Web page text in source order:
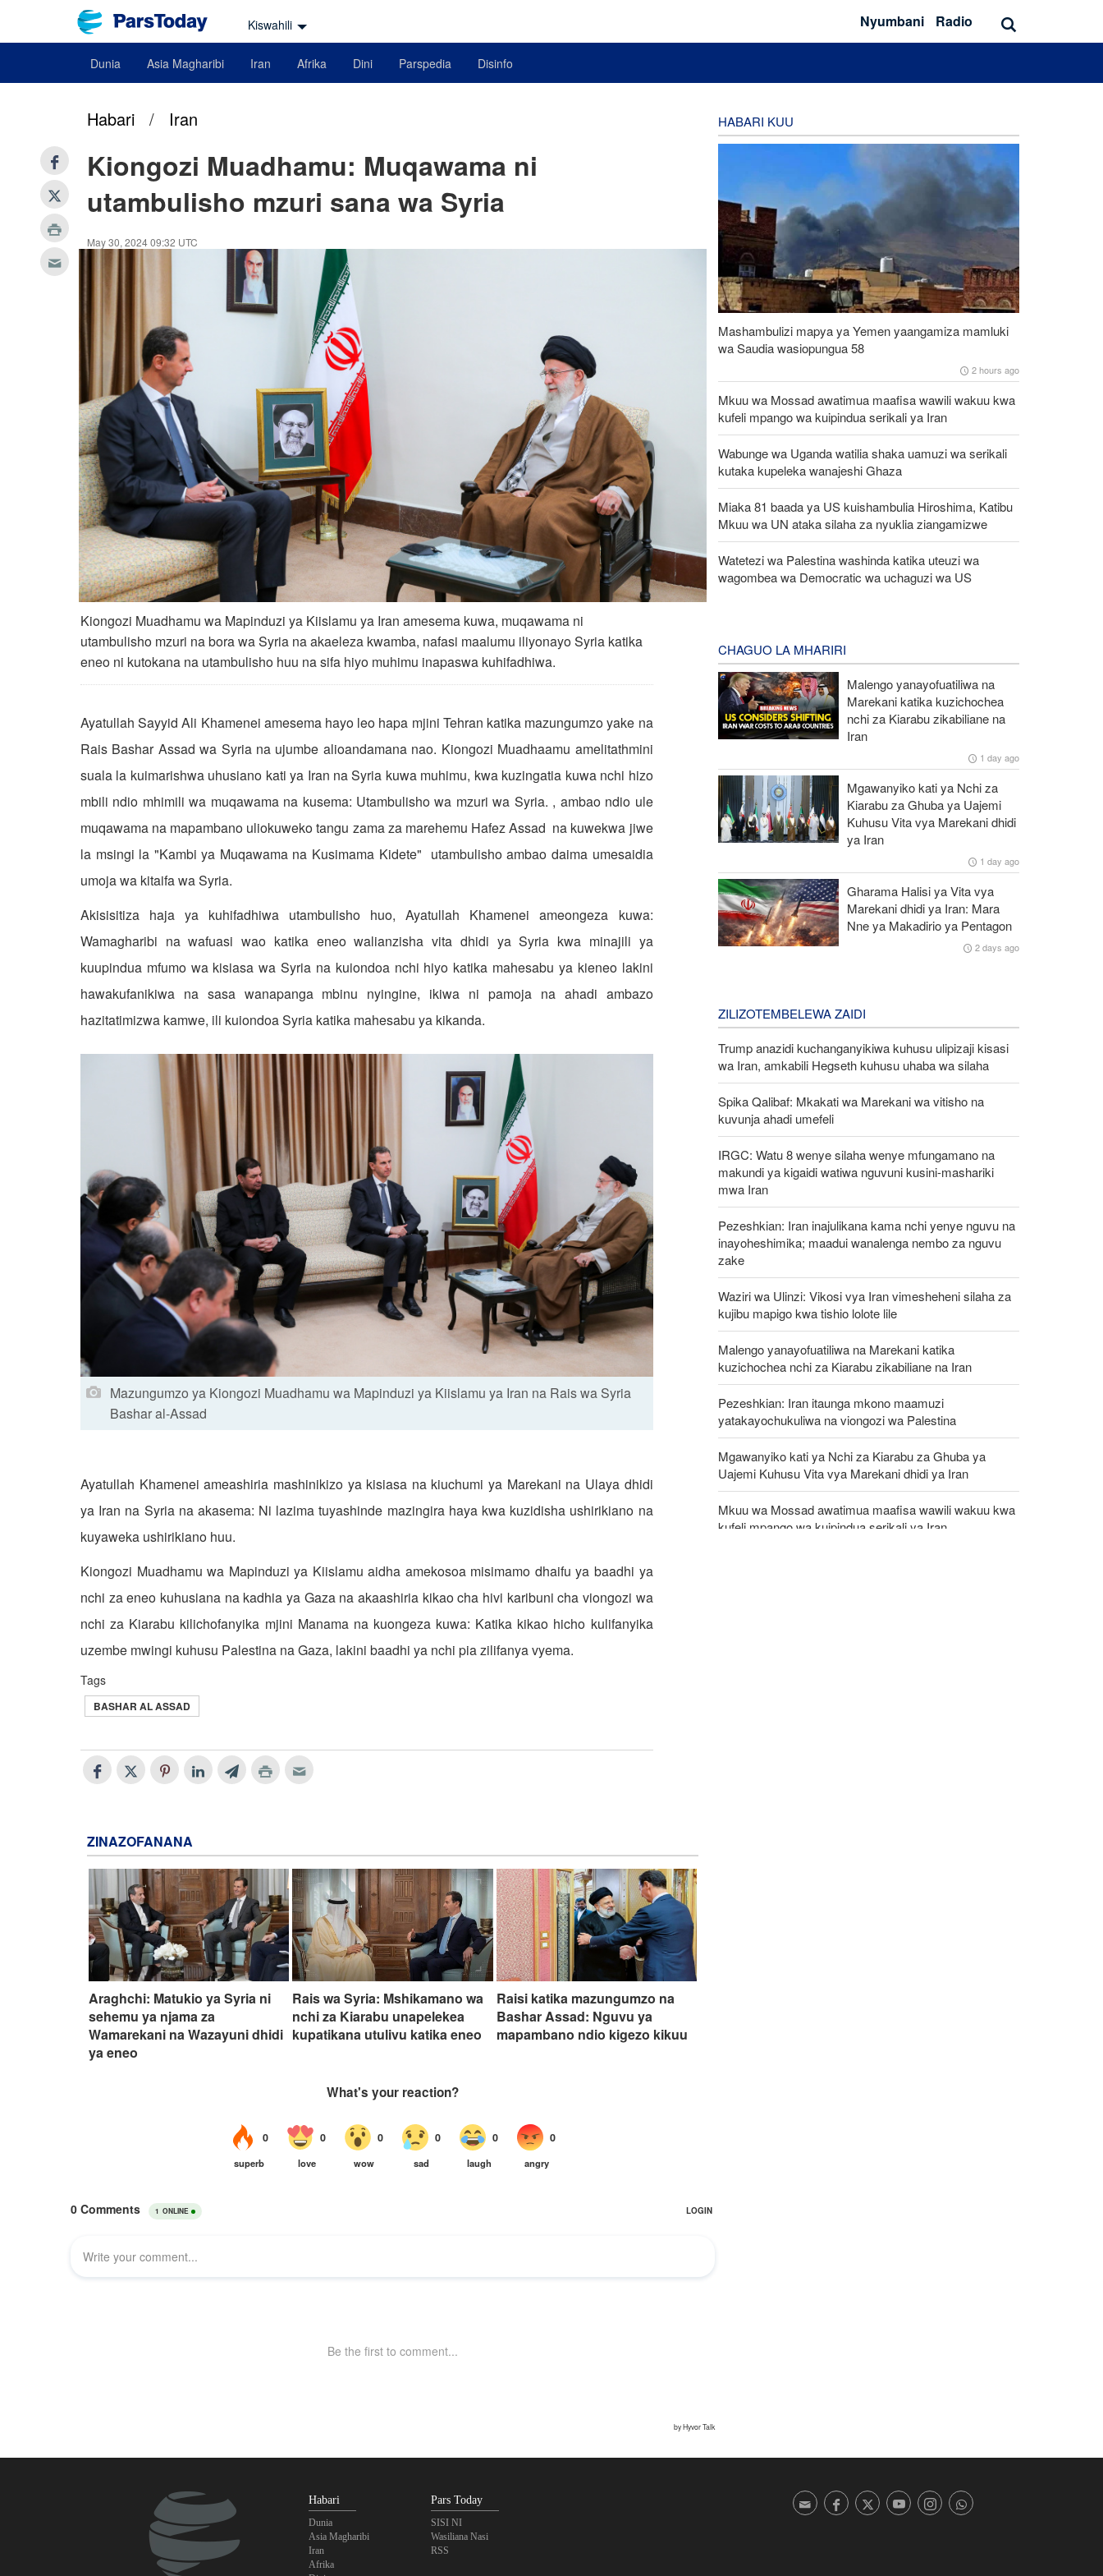
Kiswahili Nyumbani Radio
Dunia Asia Magharibi Iran Afrika Dini Parspedia Disinfo
Habari / Iran
Kiongozi Muadhamu: Muqawama ni
utambulisho mzuri sana wa Syria
May 30, 2024 09:32 UTC
Kiongozi Muadhamu wa Mapinduzi ya Kiislamu ya Iran amesema kuwa, muqawama ni
utambulisho mzuri na bora wa Syria na akaeleza kwamba, nafasi maalumu iliyonayo Syria katika
eneo ni kutokana na utambulisho huu na sifa hiyo muhimu inapaswa kuhifadhiwa.
Ayatullah Sayyid Ali Khamenei amesema hayo leo hapa mjini Tehran katika mazungumzo yake na
Rais Bashar Assad wa Syria na ujumbe alioandamana nao. Kiongozi Muadhaamu amelitathmini
suala la kuimarishwa uhusiano kati ya Iran na Syria kuwa muhimu, kwa kuzingatia kuwa nchi hizo
mbili ndio mhimili wa muqawama na kusema: Utambulisho wa mzuri wa Syria. , ambao ndio ule
muqawama na mapambano uliokuweko tangu zama za marehemu Hafez Assad na kuwekwa jiwe
la msingi la "Kambi ya Muqawama na Kusimama Kidete" utambulisho ambao daima umesaidia
umoja wa kitaifa wa Syria.
Akisisitiza haja ya kuhifadhiwa utambulisho huo, Ayatullah Khamenei ameongeza kuwa:
Wamagharibi na wafuasi wao katika eneo walianzisha vita dhidi ya Syria kwa minajili ya
kuupindua mfumo wa kisiasa wa Syria na kuiondoa nchi hiyo katika mahesabu ya kieneo lakini
hawakufanikiwa na sasa wanapanga mbinu nyingine, ikiwa ni pamoja na ahadi ambazo
hazitatimizwa kamwe, ili kuiondoa Syria katika mahesabu ya kikanda.
Mazungumzo ya Kiongozi Muadhamu wa Mapinduzi ya Kiislamu ya Iran na Rais wa Syria
Bashar al-Assad
Ayatullah Khamenei ameashiria mashinikizo ya kisiasa na kiuchumi ya Marekani na Ulaya dhidi
ya Iran na Syria na akasema: Ni lazima tuyashinde mazingira haya kwa kuzidisha ushirikiano na
kuyaweka ushirikiano huu.
Kiongozi Muadhamu wa Mapinduzi ya Kiislamu aidha amekosoa misimamo dhaifu ya baadhi ya
nchi za eneo kuhusiana na kadhia ya Gaza na akaashiria kikao cha hivi karibuni cha viongozi wa
nchi za Kiarabu kilichofanyika mjini Manama na kuongeza kuwa: Katika kikao hicho kulifanyika
uzembe mwingi kuhusu Palestina na Gaza, lakini baadhi ya nchi pia zilifanya vyema.
Tags
BASHAR AL ASSAD
ZINAZOFANANA
Araghchi: Matukio ya Syria ni
sehemu ya njama za
Wamarekani na Wazayuni dhidi
ya eneo
Rais wa Syria: Mshikamano wa
nchi za Kiarabu unapelekea
kupatikana utulivu katika eneo
Raisi katika mazungumzo na
Bashar Assad: Nguvu ya
mapambano ndio kigezo kikuu
HABARI KUU
Mashambulizi mapya ya Yemen yaangamiza mamluki
wa Saudia wasiopungua 58
2 hours ago
Mkuu wa Mossad awatimua maafisa wawili wakuu kwa
kufeli mpango wa kuipindua serikali ya Iran
Wabunge wa Uganda watilia shaka uamuzi wa serikali
kutaka kupeleka wanajeshi Ghaza
Miaka 81 baada ya US kuishambulia Hiroshima, Katibu
Mkuu wa UN ataka silaha za nyuklia ziangamizwe
Watetezi wa Palestina washinda katika uteuzi wa
wagombea wa Democratic wa uchaguzi wa US
CHAGUO LA MHARIRI
Malengo yanayofuatiliwa na
Marekani katika kuzichochea
nchi za Kiarabu zikabiliane na
Iran
1 day ago
Mgawanyiko kati ya Nchi za
Kiarabu za Ghuba ya Uajemi
Kuhusu Vita vya Marekani dhidi
ya Iran
1 day ago
Gharama Halisi ya Vita vya
Marekani dhidi ya Iran: Mara
Nne ya Makadirio ya Pentagon
2 days ago
ZILIZOTEMBELEWA ZAIDI
Trump anazidi kuchanganyikiwa kuhusu ulipizaji kisasi
wa Iran, amkabili Hegseth kuhusu uhaba wa silaha
Spika Qalibaf: Mkakati wa Marekani wa vitisho na
kuvunja ahadi umefeli
IRGC: Watu 8 wenye silaha wenye mfungamano na
makundi ya kigaidi watiwa nguvuni kusini-mashariki
mwa Iran
Pezeshkian: Iran inajulikana kama nchi yenye nguvu na
inayoheshimika; maadui wanalenga nembo za nguvu
zake
Waziri wa Ulinzi: Vikosi vya Iran vimesheheni silaha za
kujibu mapigo kwa tishio lolote lile
Malengo yanayofuatiliwa na Marekani katika
kuzichochea nchi za Kiarabu zikabiliane na Iran
Pezeshkian: Iran itaunga mkono maamuzi
yatakayochukuliwa na viongozi wa Palestina
Mgawanyiko kati ya Nchi za Kiarabu za Ghuba ya
Uajemi Kuhusu Vita vya Marekani dhidi ya Iran
Mkuu wa Mossad awatimua maafisa wawili wakuu kwa
kufeli mpango wa kuipindua serikali ya Iran
Habari
Dunia
Asia Magharibi
Iran
Afrika
Pars Today
SISI NI
Wasiliana Nasi
RSS